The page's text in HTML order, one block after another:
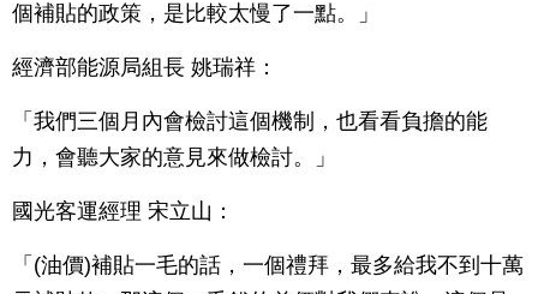
個補貼的政策，是比較太慢了一點。」
經濟部能源局組長 姚瑞祥：
「我們三個月內會檢討這個機制，也看看負擔的能
力，會聽大家的意見來做檢討。」
國光客運經理 宋立山：
「(油價)補貼一毛的話，一個禮拜，最多給我不到十萬